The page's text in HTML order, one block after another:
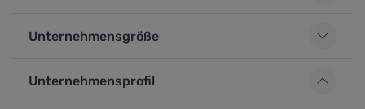
Unternehmensgröße
Unternehmensprofil